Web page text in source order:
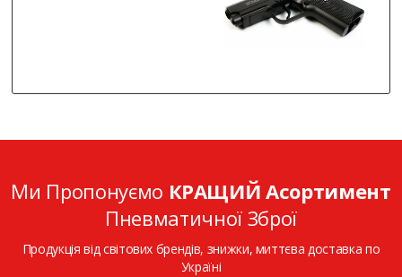
Ми Пропонуємо КРАЩИЙ Асортимент
Пневматичної Зброї
Продукція від світових брендів, знижки, миттєва доставка по
Україні